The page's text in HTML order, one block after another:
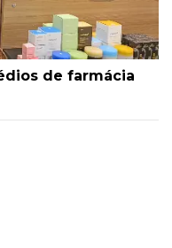
de farmácia